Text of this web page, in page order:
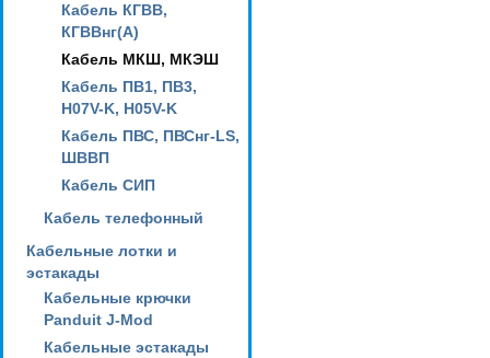
Кабель КГВВ,
КГВВнг(А)
Кабель МКШ, МКЭШ
Кабель ПВ1, ПВ3,
H07V-K, H05V-K
Кабель ПВС, ПВСнг-LS,
ШВВП
Кабель СИП
Кабель телефонный
Кабельные лотки и
эстакады
Кабельные крючки
Panduit J-Mod
Кабельные эстакады